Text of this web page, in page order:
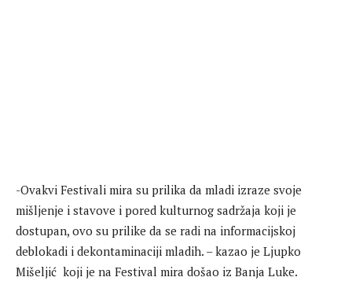
-Ovakvi Festivali mira su prilika da mladi izraze svoje
mišljenje i stavove i pored kulturnog sadržaja koji je
dostupan, ovo su prilike da se radi na informacijskoj
deblokadi i dekontaminaciji mladih. – kazao je Ljupko
Mišeljić koji je na Festival mira došao iz Banja Luke.